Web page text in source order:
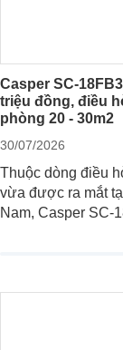
Casper SC-
triệu đồng, điều
phòng 20 - 30m2
30/07/2026
Thuộc dòng điều
vừa được ra mắt
Nam, Casper SC-
hiệu quả, sản